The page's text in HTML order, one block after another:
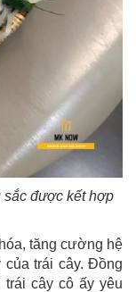
sắc được kết hợp
tăng cường hệ
của trái cây. Đồng
cây cô ấy yêu